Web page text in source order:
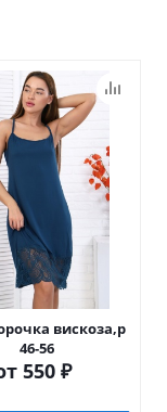
вискоза,р
46-56
550 ₽